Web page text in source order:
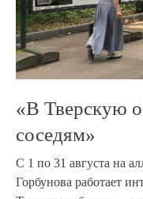
«В Тверскую
соседям»
С 1 по 31 августа на
Горбунова работает